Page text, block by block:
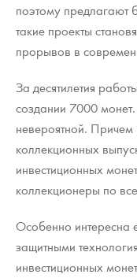
поэтому предлагают
такие проекты
прорывов в
За десятилетия
создании 7000
невероятной. Причем
коллекционных
инвестиционных
коллекционеры по
Особенно интересна
защитными
инвестиционных